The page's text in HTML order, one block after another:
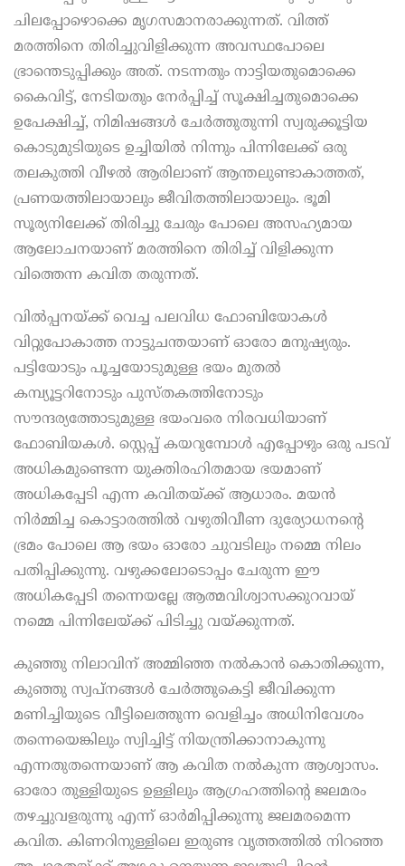
ചിലപ്പോഴൊക്കെ മൃഗസമാനരാക്കുന്നത്. വിത്ത്
മരത്തിനെ തിരിച്ചുവിളിക്കുന്ന അവസ്ഥപോലെ
ഭ്രാന്തെടുപ്പിക്കും അത്. നടന്നതും നാട്ടിയതുമൊക്കെ
കൈവിട്ട്, നേടിയതും നേര്‍പ്പിച്ച് സൂക്ഷിച്ചതുമൊക്കെ
ഉപേക്ഷിച്ച്, നിമിഷങ്ങള്‍ ചേര്‍ത്തുതുന്നി സ്വരുക്കൂട്ടിയ
കൊടുമുടിയുടെ ഉച്ചിയില്‍ നിന്നും പിന്നിലേക്ക് ഒരു
തലകുത്തി വീഴല്‍ ആരിലാണ് ആന്തലുണ്ടാകാത്തത്,
പ്രണയത്തിലായാലും ജീവിതത്തിലായാലും. ഭൂമി
സൂര്യനിലേക്ക് തിരിച്ചു ചേരും പോലെ അസഹ്യമായ
ആലോചനയാണ് മരത്തിനെ തിരിച്ച് വിളിക്കുന്ന
വിത്തെന്ന കവിത തരുന്നത്.
വില്‍പ്പനയ്ക്ക് വെച്ച പലവിധ ഫോബിയോകള്‍
വിറ്റുപോകാത്ത നാട്ടുചന്തയാണ് ഓരോ മനുഷ്യരും.
പട്ടിയോടും പൂച്ചയോടുമുള്ള ഭയം മുതല്‍
കമ്പ്യൂട്ടറിനോടും പുസ്തകത്തിനോടും
സൗന്ദര്യത്തോടുമുള്ള ഭയംവരെ നിരവധിയാണ്
ഫോബിയകള്‍. സ്റ്റെപ്പ് കയറുമ്പോള്‍ എപ്പോഴും ഒരു പടവ്
അധികമുണ്ടെന്ന യുക്തിരഹിതമായ ഭയമാണ്
അധികപ്പേടി എന്ന കവിതയ്ക്ക് ആധാരം. മയന്‍
നിര്‍മ്മിച്ച കൊട്ടാരത്തില്‍ വഴുതിവീണ ദുര്യോധനന്റെ
ഭ്രമം പോലെ ആ ഭയം ഓരോ ചുവടിലും നമ്മെ നിലം
പതിപ്പിക്കുന്നു. വഴുക്കലോടൊപ്പം ചേരുന്ന ഈ
അധികപ്പേടി തന്നെയല്ലേ ആത്മവിശ്വാസക്കുറവായ്
നമ്മെ പിന്നിലേയ്ക്ക് പിടിച്ചു വയ്ക്കുന്നത്.
കുഞ്ഞു നിലാവിന് അമ്മിഞ്ഞ നല്‍കാന്‍ കൊതിക്കുന്ന,
കുഞ്ഞു സ്വപ്നങ്ങള്‍ ചേര്‍ത്തുകെട്ടി ജീവിക്കുന്ന
മണിച്ചിയുടെ വീട്ടിലെത്തുന്ന വെളിച്ചം അധിനിവേശം
തന്നെയെങ്കിലും സ്വിച്ചിട്ട് നിയന്ത്രിക്കാനാകുന്നു
എന്നതുതന്നെയാണ് ആ കവിത നല്‍കുന്ന ആശ്വാസം.
ഓരോ തുള്ളിയുടെ ഉള്ളിലും ആഗ്രഹത്തിന്റെ ജലമരം
തഴച്ചുവളരുന്നു എന്ന് ഓര്‍മിപ്പിക്കുന്നു ജലമരമെന്ന
കവിത. കിണറിനുള്ളിലെ ഇരുണ്ട വൃത്തത്തില്‍ നിറഞ്ഞ